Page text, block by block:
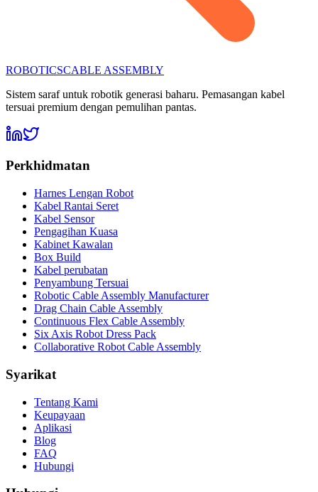
ROBOTICSCABLE ASSEMBLY
Sistem saraf untuk robotik generasi baharu. Pemasangan kabel
tersuai premium dengan pemulihan pantas.
Perkhidmatan
Harnes Lengan Robot
Kabel Rantai Seret
Kabel Sensor
Pengagihan Kuasa
Kabinet Kawalan
Box Build
Kabel perubatan
Penyambung Tersuai
Robotic Cable Assembly Manufacturer
Drag Chain Cable Assembly
Continuous Flex Cable Assembly
Six Axis Robot Dress Pack
Collaborative Robot Cable Assembly
Syarikat
Tentang Kami
Keupayaan
Aplikasi
Blog
FAQ
Hubungi